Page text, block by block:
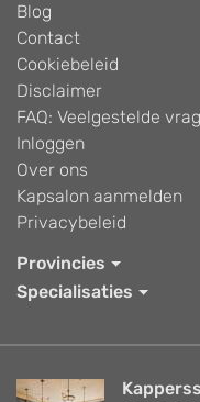
Blog
Contact
Cookiebeleid
Disclaimer
FAQ: Veelgestelde
Inloggen
Over ons
Kapsalon aanmelden
Privacybeleid
Provincies
Specialisaties